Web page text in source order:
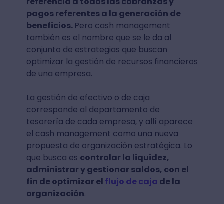
pagos referentes a la generación de
beneficios. Pero cash management
también es el nombre que se le da al
conjunto de estrategias que buscan
optimizar la gestión de recursos financieros
de una empresa.
La gestión de efectivo o de caja
corresponde al departamento de
tesorería de cada empresa, y allí aparece
el cash management como una nueva
propuesta de organización estratégica. Lo
que busca es controlar la liquidez,
administrar y gestionar saldos, con el
fin de optimizar el flujo de caja de la
organización.